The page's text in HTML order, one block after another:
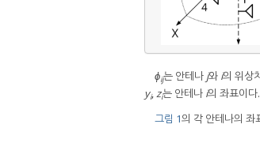
ϕij는 안테나 j와 i의 위상
yi,zi는 안테나 i의 좌표이다.
그림 1의 각 안테나의 좌